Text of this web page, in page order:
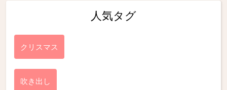
人気タグ
クリスマス
吹き出し